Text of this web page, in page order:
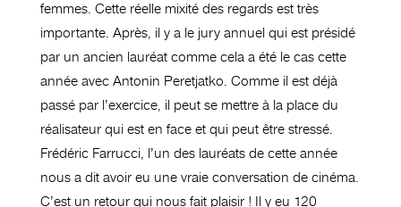
femmes. Cette réelle mixité des regards est très
importante. Après, il y a le jury annuel qui est présidé
par un ancien lauréat comme cela a été le cas cette
année avec Antonin Peretjatko. Comme il est déjà
passé par l’exercice, il peut se mettre à la place du
réalisateur qui est en face et qui peut être stressé.
Frédéric Farrucci, l’un des lauréats de cette année
nous a dit avoir eu une vraie conversation de cinéma.
C’est un retour qui nous fait plaisir ! Il y eu 120